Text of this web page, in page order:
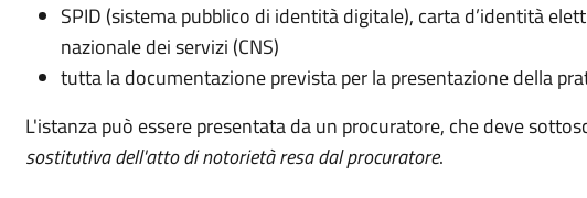
SPID (sistema pubblico di identità digitale), carta d’identità
nazionale dei servizi (CNS)
tutta la documentazione prevista per la presentazione della
L'istanza può essere presentata da un procuratore, che deve
sostitutiva dell'atto di notorietà resa dal procuratore.